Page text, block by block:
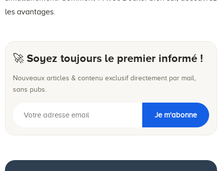
les avantages.
🚀 Soyez toujours le premier informé !
Nouveaux articles & contenu exclusif directement par mail,
sans pubs.
Je m'abonne